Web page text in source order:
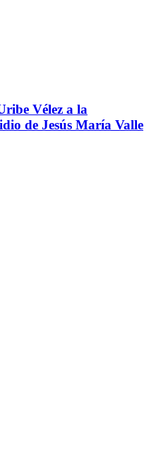
Vélez a la
de Jesús María Valle